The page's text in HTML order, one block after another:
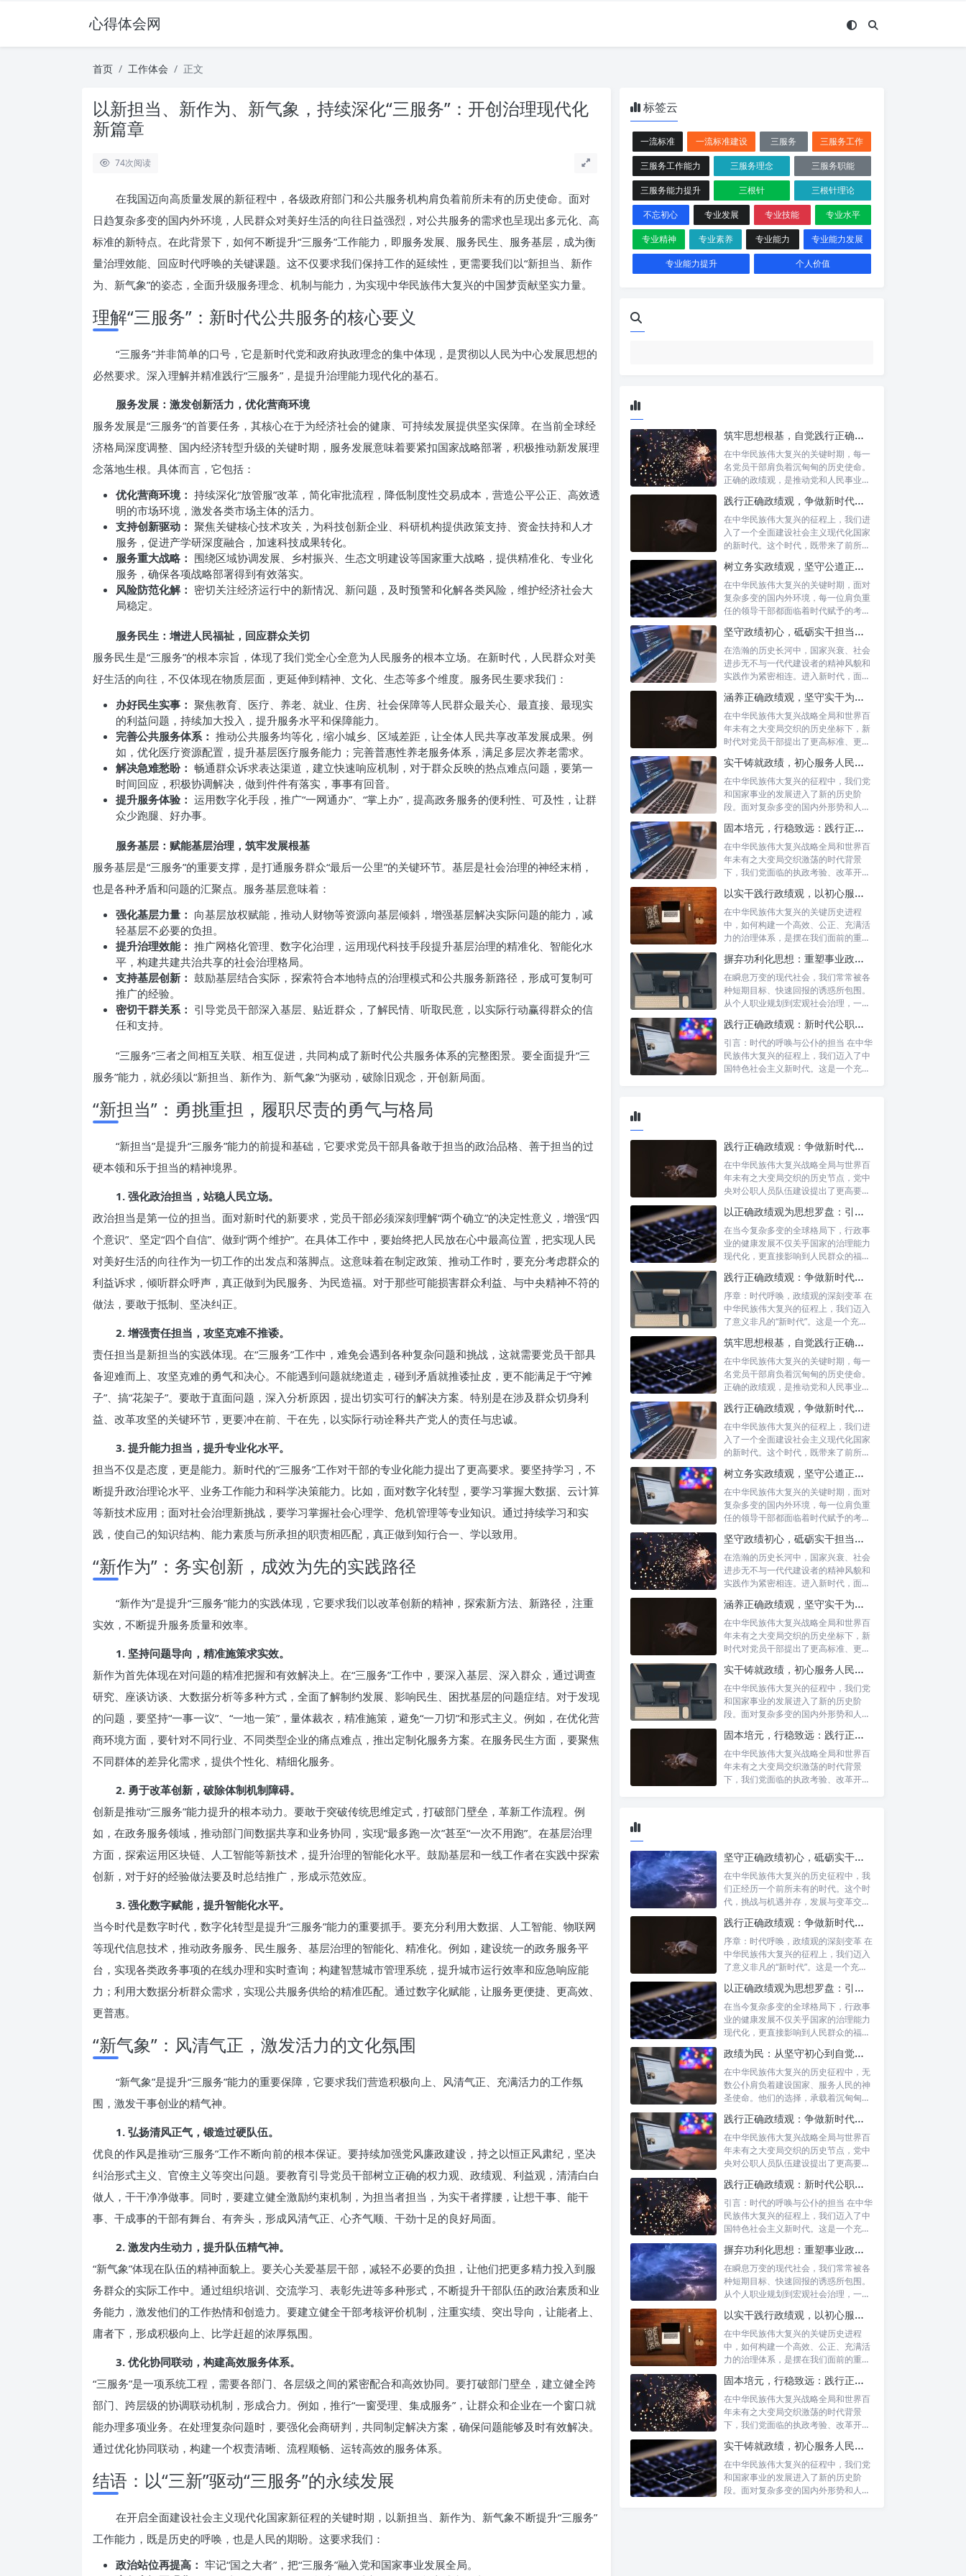
心得体会网
首页 工作体会 正文
以新担当、新作为、新气象，持续深化“三服务”：开创治理现代化
新篇章
74次阅读
在我国迈向高质量发展的新征程中，各级政府部门和公共服务机构肩负着前所未有的历史使命。面对
日趋复杂多变的国内外环境，人民群众对美好生活的向往日益强烈，对公共服务的需求也呈现出多元化、高
标准的新特点。在此背景下，如何不断提升“三服务”工作能力，即服务发展、服务民生、服务基层，成为衡
量治理效能、回应时代呼唤的关键课题。这不仅要求我们保持工作的延续性，更需要我们以“新担当、新作
为、新气象”的姿态，全面升级服务理念、机制与能力，为实现中华民族伟大复兴的中国梦贡献坚实力量。
理解“三服务”：新时代公共服务的核心要义
“三服务”并非简单的口号，它是新时代党和政府执政理念的集中体现，是贯彻以人民为中心发展思想的
必然要求。深入理解并精准践行“三服务”，是提升治理能力现代化的基石。
服务发展：激发创新活力，优化营商环境
服务发展是“三服务”的首要任务，其核心在于为经济社会的健康、可持续发展提供坚实保障。在当前全球经
济格局深度调整、国内经济转型升级的关键时期，服务发展意味着要紧扣国家战略部署，积极推动新发展理
念落地生根。具体而言，它包括：
优化营商环境： 持续深化“放管服”改革，简化审批流程，降低制度性交易成本，营造公平公正、高效透
明的市场环境，激发各类市场主体的活力。
支持创新驱动： 聚焦关键核心技术攻关，为科技创新企业、科研机构提供政策支持、资金扶持和人才
服务，促进产学研深度融合，加速科技成果转化。
服务重大战略： 围绕区域协调发展、乡村振兴、生态文明建设等国家重大战略，提供精准化、专业化
服务，确保各项战略部署得到有效落实。
风险防范化解： 密切关注经济运行中的新情况、新问题，及时预警和化解各类风险，维护经济社会大
局稳定。
服务民生：增进人民福祉，回应群众关切
服务民生是“三服务”的根本宗旨，体现了我们党全心全意为人民服务的根本立场。在新时代，人民群众对美
好生活的向往，不仅体现在物质层面，更延伸到精神、文化、生态等多个维度。服务民生要求我们：
办好民生实事： 聚焦教育、医疗、养老、就业、住房、社会保障等人民群众最关心、最直接、最现实
的利益问题，持续加大投入，提升服务水平和保障能力。
完善公共服务体系： 推动公共服务均等化，缩小城乡、区域差距，让全体人民共享改革发展成果。例
如，优化医疗资源配置，提升基层医疗服务能力；完善普惠性养老服务体系，满足多层次养老需求。
解决急难愁盼： 畅通群众诉求表达渠道，建立快速响应机制，对于群众反映的热点难点问题，要第一
时间回应，积极协调解决，做到件件有落实，事事有回音。
提升服务体验： 运用数字化手段，推广“一网通办”、“掌上办”，提高政务服务的便利性、可及性，让群
众少跑腿、好办事。
服务基层：赋能基层治理，筑牢发展根基
服务基层是“三服务”的重要支撑，是打通服务群众“最后一公里”的关键环节。基层是社会治理的神经末梢，
也是各种矛盾和问题的汇聚点。服务基层意味着：
强化基层力量： 向基层放权赋能，推动人财物等资源向基层倾斜，增强基层解决实际问题的能力，减
轻基层不必要的负担。
提升治理效能： 推广网格化管理、数字化治理，运用现代科技手段提升基层治理的精准化、智能化水
平，构建共建共治共享的社会治理格局。
支持基层创新： 鼓励基层结合实际，探索符合本地特点的治理模式和公共服务新路径，形成可复制可
推广的经验。
密切干群关系： 引导党员干部深入基层、贴近群众，了解民情、听取民意，以实际行动赢得群众的信
任和支持。
“三服务”三者之间相互关联、相互促进，共同构成了新时代公共服务体系的完整图景。要全面提升“三
服务”能力，就必须以“新担当、新作为、新气象”为驱动，破除旧观念，开创新局面。
“新担当”：勇挑重担，履职尽责的勇气与格局
“新担当”是提升“三服务”能力的前提和基础，它要求党员干部具备敢于担当的政治品格、善于担当的过
硬本领和乐于担当的精神境界。
1. 强化政治担当，站稳人民立场。
政治担当是第一位的担当。面对新时代的新要求，党员干部必须深刻理解“两个确立”的决定性意义，增强“四
个意识”、坚定“四个自信”、做到“两个维护”。在具体工作中，要始终把人民放在心中最高位置，把实现人民
对美好生活的向往作为一切工作的出发点和落脚点。这意味着在制定政策、推动工作时，要充分考虑群众的
利益诉求，倾听群众呼声，真正做到为民服务、为民造福。对于那些可能损害群众利益、与中央精神不符的
做法，要敢于抵制、坚决纠正。
2. 增强责任担当，攻坚克难不推诿。
责任担当是新担当的实践体现。在“三服务”工作中，难免会遇到各种复杂问题和挑战，这就需要党员干部具
备迎难而上、攻坚克难的勇气和决心。不能遇到问题就绕道走，碰到矛盾就推诿扯皮，更不能满足于“守摊
子”、搞“花架子”。要敢于直面问题，深入分析原因，提出切实可行的解决方案。特别是在涉及群众切身利
益、改革攻坚的关键环节，更要冲在前、干在先，以实际行动诠释共产党人的责任与忠诚。
3. 提升能力担当，提升专业化水平。
担当不仅是态度，更是能力。新时代的“三服务”工作对干部的专业化能力提出了更高要求。要坚持学习，不
断提升政治理论水平、业务工作能力和科学决策能力。比如，面对数字化转型，要学习掌握大数据、云计算
等新技术应用；面对社会治理新挑战，要学习掌握社会心理学、危机管理等专业知识。通过持续学习和实
践，使自己的知识结构、能力素质与所承担的职责相匹配，真正做到知行合一、学以致用。
“新作为”：务实创新，成效为先的实践路径
“新作为”是提升“三服务”能力的实践体现，它要求我们以改革创新的精神，探索新方法、新路径，注重
实效，不断提升服务质量和效率。
1. 坚持问题导向，精准施策求实效。
新作为首先体现在对问题的精准把握和有效解决上。在“三服务”工作中，要深入基层、深入群众，通过调查
研究、座谈访谈、大数据分析等多种方式，全面了解制约发展、影响民生、困扰基层的问题症结。对于发现
的问题，要坚持“一事一议”、“一地一策”，量体裁衣，精准施策，避免“一刀切”和形式主义。例如，在优化营
商环境方面，要针对不同行业、不同类型企业的痛点难点，推出定制化服务方案。在服务民生方面，要聚焦
不同群体的差异化需求，提供个性化、精细化服务。
2. 勇于改革创新，破除体制机制障碍。
创新是推动“三服务”能力提升的根本动力。要敢于突破传统思维定式，打破部门壁垒，革新工作流程。例
如，在政务服务领域，推动部门间数据共享和业务协同，实现“最多跑一次”甚至“一次不用跑”。在基层治理
方面，探索运用区块链、人工智能等新技术，提升治理的智能化水平。鼓励基层和一线工作者在实践中探索
创新，对于好的经验做法要及时总结推广，形成示范效应。
3. 强化数字赋能，提升智能化水平。
当今时代是数字时代，数字化转型是提升“三服务”能力的重要抓手。要充分利用大数据、人工智能、物联网
等现代信息技术，推动政务服务、民生服务、基层治理的智能化、精准化。例如，建设统一的政务服务平
台，实现各类政务事项的在线办理和实时查询；构建智慧城市管理系统，提升城市运行效率和应急响应能
力；利用大数据分析群众需求，实现公共服务供给的精准匹配。通过数字化赋能，让服务更便捷、更高效、
更普惠。
“新气象”：风清气正，激发活力的文化氛围
“新气象”是提升“三服务”能力的重要保障，它要求我们营造积极向上、风清气正、充满活力的工作氛
围，激发干事创业的精气神。
1. 弘扬清风正气，锻造过硬队伍。
优良的作风是推动“三服务”工作不断向前的根本保证。要持续加强党风廉政建设，持之以恒正风肃纪，坚决
纠治形式主义、官僚主义等突出问题。要教育引导党员干部树立正确的权力观、政绩观、利益观，清清白白
做人，干干净净做事。同时，要建立健全激励约束机制，为担当者担当，为实干者撑腰，让想干事、能干
事、干成事的干部有舞台、有奔头，形成风清气正、心齐气顺、干劲十足的良好局面。
2. 激发内生动力，提升队伍精气神。
“新气象”体现在队伍的精神面貌上。要关心关爱基层干部，减轻不必要的负担，让他们把更多精力投入到服
务群众的实际工作中。通过组织培训、交流学习、表彰先进等多种形式，不断提升干部队伍的政治素质和业
务能力，激发他们的工作热情和创造力。要建立健全干部考核评价机制，注重实绩、突出导向，让能者上、
庸者下，形成积极向上、比学赶超的浓厚氛围。
3. 优化协同联动，构建高效服务体系。
“三服务”是一项系统工程，需要各部门、各层级之间的紧密配合和高效协同。要打破部门壁垒，建立健全跨
部门、跨层级的协调联动机制，形成合力。例如，推行“一窗受理、集成服务”，让群众和企业在一个窗口就
能办理多项业务。在处理复杂问题时，要强化会商研判，共同制定解决方案，确保问题能够及时有效解决。
通过优化协同联动，构建一个权责清晰、流程顺畅、运转高效的服务体系。
结语：以“三新”驱动“三服务”的永续发展
在开启全面建设社会主义现代化国家新征程的关键时期，以新担当、新作为、新气象不断提升“三服务”
工作能力，既是历史的呼唤，也是人民的期盼。这要求我们：
政治站位再提高： 牢记“国之大者”，把“三服务”融入党和国家事业发展全局。
标签云
一流标准 一流标准建设 三服务
三服务工作
三服务工作能力
三服务理念
三服务职能
三服务能力提升
三根针
三根针理论
不忘初心
专业发展 专业技能
专业水平
专业精神
专业素养 专业能力
专业能力发展
专业能力提升
个人价值
筑牢思想根基，自觉践行正确政绩观：新时代党员干部的价值指引
在中华民族伟大复兴的关键时期，每一
名党员干部肩负着沉甸甸的历史使命。
正确的政绩观，是推动党和人民事业发
践行正确政绩观，争做新时代合格公职人员：新征程的使命与担当
在中华民族伟大复兴的征程上，我们进
入了一个全面建设社会主义现代化国家
的新时代。这个时代，既带来了前所未
树立务实政绩观，坚守公道正派底线：新时代领导干部高质量发展指南
在中华民族伟大复兴的关键时期，面对
复杂多变的国内外环境，每一位肩负重
任的领导干部都面临着时代赋予的考验
坚守政绩初心，砥砺实干担当：新时代高质量发展的精神坐标
在浩瀚的历史长河中，国家兴衰、社会
进步无不与一代代建设者的精神风貌和
实践作为紧密相连。进入新时代，面对
涵养正确政绩观，坚守实干为民情怀：新时代党员干部的责任与担当
在中华民族伟大复兴战略全局和世界百
年未有之大变局交织的历史坐标下，新
时代对党员干部提出了更高标准、更严
实干铸就政绩，初心服务人民：新时代干部担当作为的实践指南
在中华民族伟大复兴的征程中，我们党
和国家事业的发展进入了新的历史阶
段。面对复杂多变的国内外形势和人民
固本培元，行稳致远：践行正确政绩理念，永葆务实清廉作风的时代命题
在中华民族伟大复兴战略全局和世界百
年未有之大变局交织激荡的时代背景
下，我们党面临的执政考验、改革开放
以实干践行政绩观，以初心服务群众：新时代治理的灯塔与指南
在中华民族伟大复兴的关键历史进程
中，如何构建一个高效、公正、充满活
力的治理体系，是摆在我们面前的重要
摒弃功利化思想：重塑事业政绩观，驱动社会高质量发展
在瞬息万变的现代社会，我们常常被各
种短期目标、快速回报的诱惑所包围。
从个人职业规划到宏观社会治理，一种
践行正确政绩观：新时代公职人员的使命与担当
引言：时代的呼唤与公仆的担当 在中华
民族伟大复兴的征程上，我们迈入了中
国特色社会主义新时代。这是一个充满
践行正确政绩观：争做新时代合格公职人员的根本遵循与实践路径
在中华民族伟大复兴战略全局与世界百
年未有之大变局交织的历史节点，党中
央对公职人员队伍建设提出了更高要
以正确政绩观为思想罗盘：引领行政事业高质量发展新征程
在当今复杂多变的全球格局下，行政事
业的健康发展不仅关乎国家的治理能力
现代化，更直接影响到人民群众的福祉
践行正确政绩观：争做新时代合格公职人员的根本遵循与行动自觉
序章：时代呼唤，政绩观的深刻变革 在
中华民族伟大复兴的征程上，我们迈入
了意义非凡的“新时代”。这是一个充满
筑牢思想根基，自觉践行正确政绩观：新时代党员干部的价值指引
在中华民族伟大复兴的关键时期，每一
名党员干部肩负着沉甸甸的历史使命。
正确的政绩观，是推动党和人民事业发
践行正确政绩观，争做新时代合格公职人员：新征程的使命与担当
在中华民族伟大复兴的征程上，我们进
入了一个全面建设社会主义现代化国家
的新时代。这个时代，既带来了前所未
树立务实政绩观，坚守公道正派底线：新时代领导干部高质量发展指南
在中华民族伟大复兴的关键时期，面对
复杂多变的国内外环境，每一位肩负重
任的领导干部都面临着时代赋予的考验
坚守政绩初心，砥砺实干担当：新时代高质量发展的精神坐标
在浩瀚的历史长河中，国家兴衰、社会
进步无不与一代代建设者的精神风貌和
实践作为紧密相连。进入新时代，面对
涵养正确政绩观，坚守实干为民情怀：新时代党员干部的责任与担当
在中华民族伟大复兴战略全局和世界百
年未有之大变局交织的历史坐标下，新
时代对党员干部提出了更高标准、更严
实干铸就政绩，初心服务人民：新时代干部担当作为的实践指南
在中华民族伟大复兴的征程中，我们党
和国家事业的发展进入了新的历史阶
段。面对复杂多变的国内外形势和人民
固本培元，行稳致远：践行正确政绩理念，永葆务实清廉作风的时代命题
在中华民族伟大复兴战略全局和世界百
年未有之大变局交织激荡的时代背景
下，我们党面临的执政考验、改革开放
坚守正确政绩初心，砥砺实干担当精神：锚定新时代高质量发展的精神坐标
在中华民族伟大复兴的历史征程中，我
们正经历一个前所未有的时代。这个时
代，挑战与机遇并存，发展与变革交
践行正确政绩观：争做新时代合格公职人员的根本遵循与行动自觉
序章：时代呼唤，政绩观的深刻变革 在
中华民族伟大复兴的征程上，我们迈入
了意义非凡的“新时代”。这是一个充满
以正确政绩观为思想罗盘：引领行政事业高质量发展新征程
在当今复杂多变的全球格局下，行政事
业的健康发展不仅关乎国家的治理能力
现代化，更直接影响到人民群众的福祉
政绩为民：从坚守初心到自觉树立正确政绩观的实践之路
在中华民族伟大复兴的历史征程中，无
数公仆肩负着建设国家、服务人民的神
圣使命。他们的选择，承载着沉甸甸的
践行正确政绩观：争做新时代合格公职人员的根本遵循与实践路径
在中华民族伟大复兴战略全局与世界百
年未有之大变局交织的历史节点，党中
央对公职人员队伍建设提出了更高要
践行正确政绩观：新时代公职人员的使命与担当
引言：时代的呼唤与公仆的担当 在中华
民族伟大复兴的征程上，我们迈入了中
国特色社会主义新时代。这是一个充满
摒弃功利化思想：重塑事业政绩观，驱动社会高质量发展
在瞬息万变的现代社会，我们常常被各
种短期目标、快速回报的诱惑所包围。
从个人职业规划到宏观社会治理，一种
以实干践行政绩观，以初心服务群众：新时代治理的灯塔与指南
在中华民族伟大复兴的关键历史进程
中，如何构建一个高效、公正、充满活
力的治理体系，是摆在我们面前的重要
固本培元，行稳致远：践行正确政绩理念，永葆务实清廉作风的时代命题
在中华民族伟大复兴战略全局和世界百
年未有之大变局交织激荡的时代背景
下，我们党面临的执政考验、改革开放
实干铸就政绩，初心服务人民：新时代干部担当作为的实践指南
在中华民族伟大复兴的征程中，我们党
和国家事业的发展进入了新的历史阶
段。面对复杂多变的国内外形势和人民